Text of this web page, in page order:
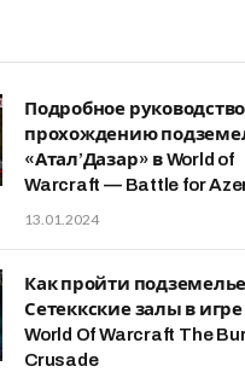
Подробное
прохождению
«Атал’Дазар» в World of
Warcraft — Battle for
13.01.2024
Как пройти подземелье
Сетеккские залы в игре
World Of Warcraft The
Crusade